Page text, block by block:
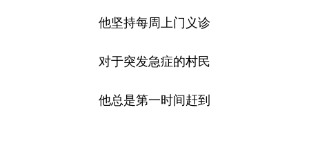
他坚持每周上门义诊
对于突发急症的村民
他总是第一时间赶到